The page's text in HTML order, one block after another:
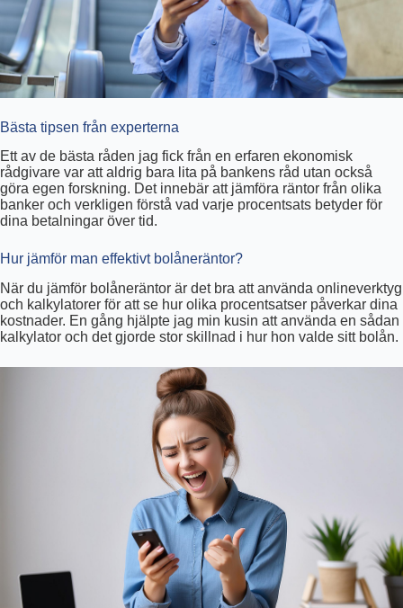
Bästa tipsen från experterna
Ett av de bästa råden jag fick från en erfaren ekonomisk
rådgivare var att aldrig bara lita på bankens råd utan också
göra egen forskning. Det innebär att jämföra räntor från olika
banker och verkligen förstå vad varje procentsats betyder för
dina betalningar över tid.
Hur jämför man effektivt bolåneräntor?
När du jämför bolåneräntor är det bra att använda onlineverktyg
och kalkylatorer för att se hur olika procentsatser påverkar dina
kostnader. En gång hjälpte jag min kusin att använda en sådan
kalkylator och det gjorde stor skillnad i hur hon valde sitt bolån.